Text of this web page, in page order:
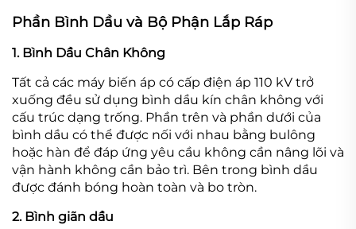
Phần Bình Dầu và Bộ Phận Lắp Ráp
1. Bình Dầu Chân Không
Tất cả các máy biến áp có cấp điện áp 110 kV trở
xuống đều sử dụng bình dầu kín chân không với
cấu trúc dạng trống. Phần trên và phần dưới của
bình dầu có thể được nối với nhau bằng bulông
hoặc hàn để đáp ứng yêu cầu không cần nâng lõi và
vận hành không cần bảo trì. Bên trong bình dầu
được đánh bóng hoàn toàn và bo tròn.
2. Bình giãn dầu